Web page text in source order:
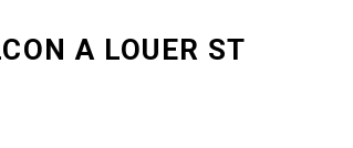
A LOUER ST